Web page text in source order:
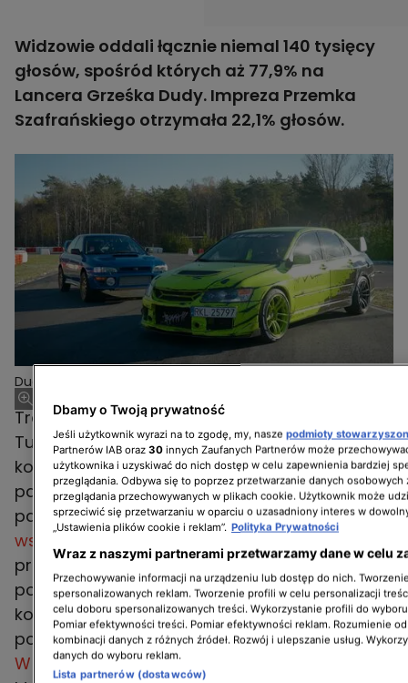
Widzowie oddali łącznie niemal 140 tysięcy
głosów, spośród których aż 77,9% na
Lancera Grześka Dudy. Impreza Przemka
Szafrańskiego otrzymała 22,1% głosów.
Duda kontra Szafrański - seria 5, odcinek 10
Tradycja rywalizacji pomiędzy ekspertami TVN
Turbo rozpoczęła się programem „Klimek
kontra Duda”. W pierwszej serii, w której
panowie po autorsku przerabiali Mini Coopery,
padł niespodziewany,zaskakujący dla
wszystkich remis
. Drugą serię, w której motyw
przewodni stanowiła realizacja marzeń o
polskiej motoryzacji,wygrał Grzegorz Duda,
konstruując Fiata 125p w wersji coupe, który
pokonał Poloneza Analoga stosunkiem 60:40.
W trzecim sezonie triumfował Adam Klimek
Dbamy o Twoją prywatność
Jeśli użytkownik wyrazi na to zgodę, my, nasze podmioty
Partnerów IAB oraz 30 innych Zaufanych Partnerów może
użytkownika i uzyskiwać do nich dostęp w celu zapewnienia bardziej
przeglądania. Odbywa się to poprzez przetwarzanie danych osobowych
przeglądania przechowywanych w plikach cookie. Użytkownik może
sprzeciwić się przetwarzaniu w oparciu o uzasadniony interes w
„Ustawienia plików cookie i reklam”. Polityka Prywatności
Wraz z naszymi partnerami przetwarzamy dane w celu
Przechowywanie informacji na urządzeniu lub dostęp do nich.
spersonalizowanych reklam. Tworzenie profili w celu personalizacji
celu doboru spersonalizowanych treści. Wykorzystanie profili do
Pomiar efektywności treści. Pomiar efektywności reklam. Rozumienie
kombinacji danych z różnych źródeł. Rozwój i ulepszanie usług.
danych do wyboru reklam.
Lista partnerów (dostawców)